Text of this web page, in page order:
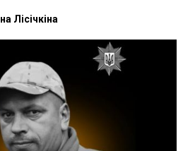
Лісічкіна